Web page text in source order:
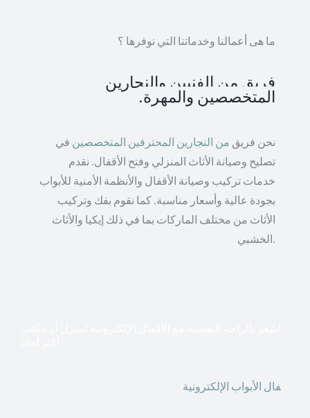
ما هى أعمالنا وخدماتنا التي نوفرها ؟
فريق من الفنيين والنجارين
المتخصصين والمهرة.
نحن فريق من النجارين المحترفين المتخصصين في
تصليح وصيانة الأثاث المنزلي وفتح الأقفال. نقدم
خدمات تركيب وصيانة الأقفال والأنظمة الأمنية للأبواب
بجودة عالية وأسعار مناسبة. كما نقوم بفك وتركيب
الأثاث من مختلف الماركات بما في ذلك إيكيا والأثاث
الخشبي.
فال الأبواب الإلكترونية